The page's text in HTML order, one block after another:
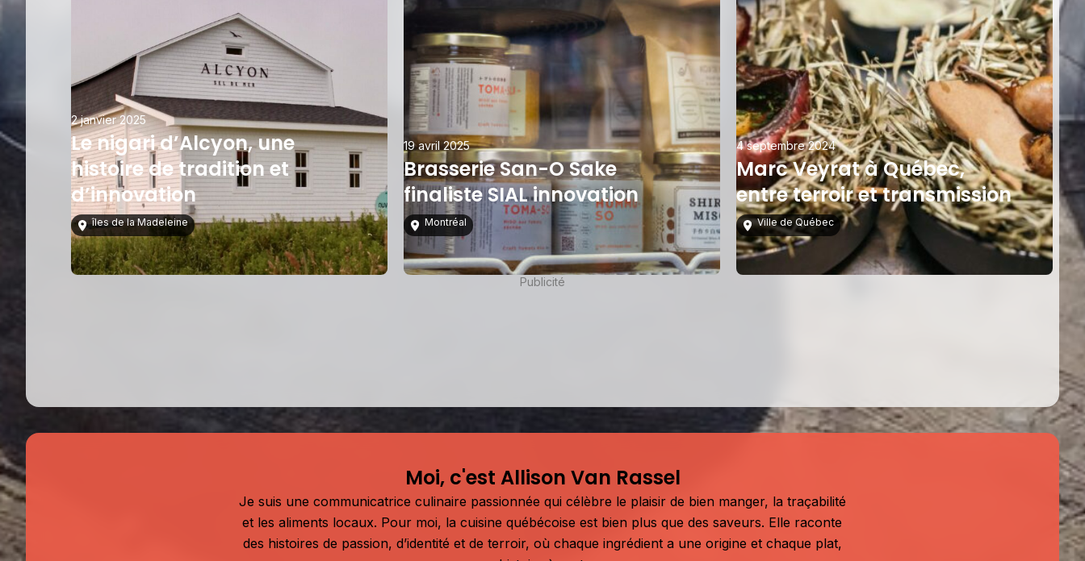
2 janvier 2025
Le nigari d’Alcyon, une
histoire de tradition et
d’innovation
îles de la Madeleine
19 avril 2025
Brasserie San-O Sake
finaliste SIAL innovation
Montréal
4 septembre 2024
Marc Veyrat à Québec,
entre terroir et transmission
Ville de Québec
Publicité
Moi, c'est Allison Van Rassel
Je suis une communicatrice culinaire passionnée qui célèbre le plaisir de bien manger, la traçabilité
et les aliments locaux. Pour moi, la cuisine québécoise est bien plus que des saveurs. Elle raconte
des histoires de passion, d’identité et de terroir, où chaque ingrédient a une origine et chaque plat,